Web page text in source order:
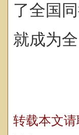
了全国
就成为
转载本文